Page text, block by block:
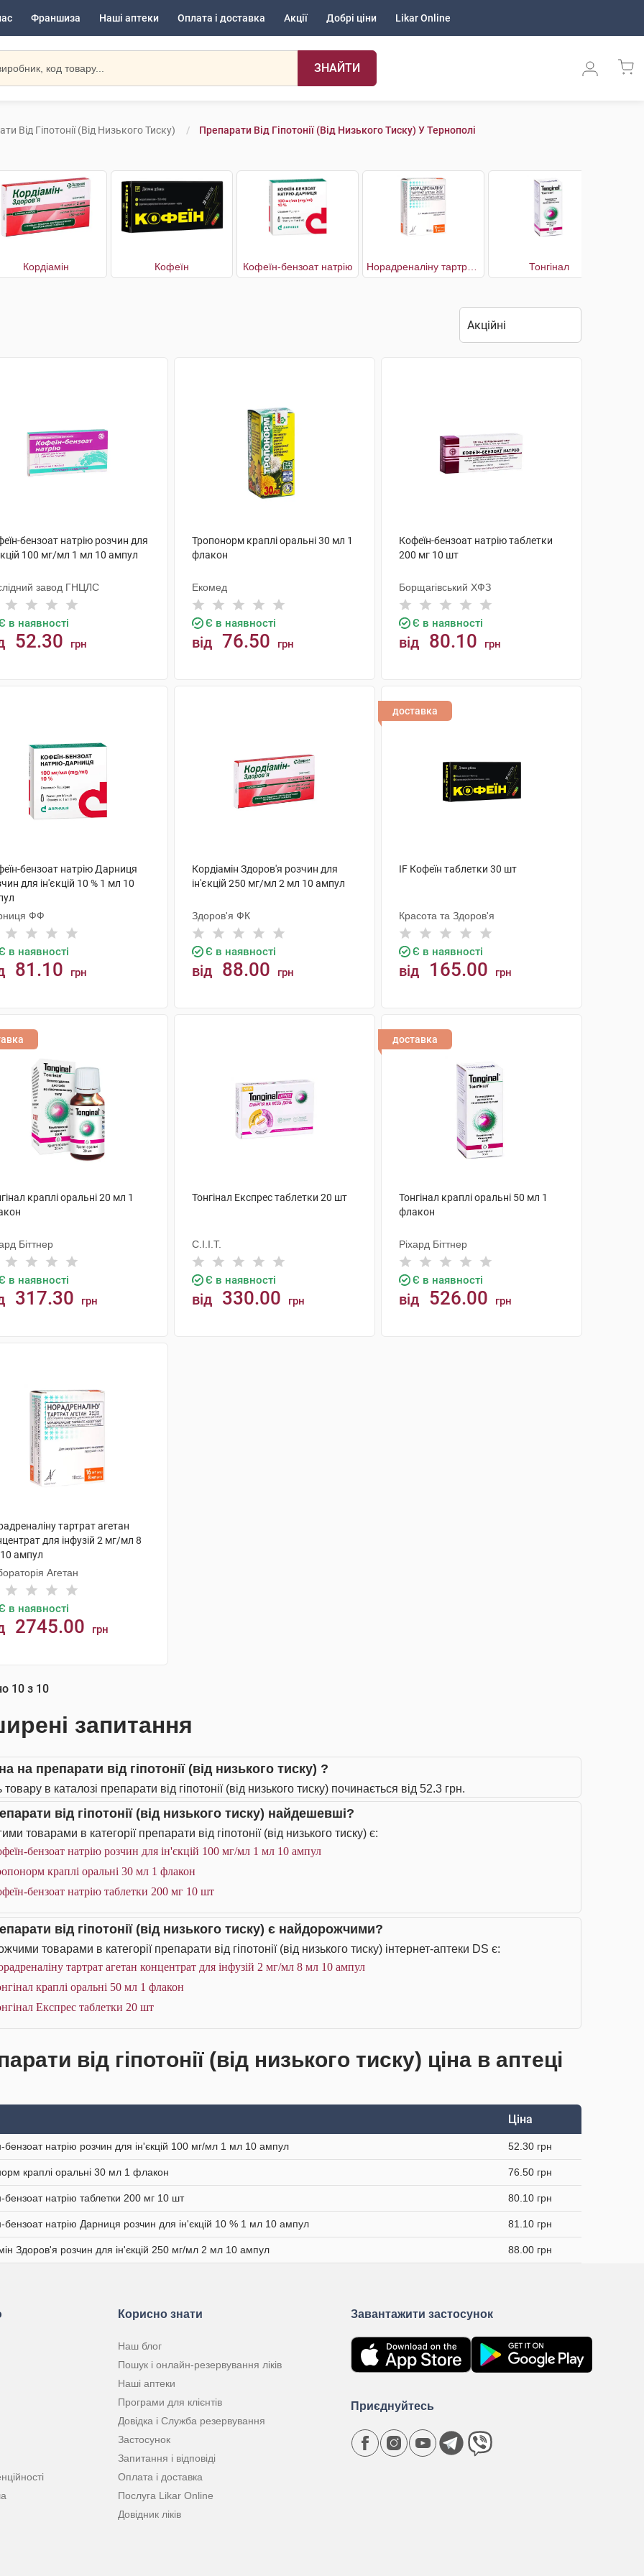
Франшиза Наші аптеки Оплата і доставка Акції Добрі ціни Likar Online
ЗНАЙТИ
Від Гіпотонії (від Низького Тиску) Препарати Від Гіпотонії (від Низького Тиску) У Тернополі
Кордіамін Кофеїн Кофеїн-бензоат натрію Тонгінал
бензоат натрію розчин для
100 мг/мл 1 мл 10 ампул
завод ГНЦЛС
в наявності
52.30 грн
Тропонорм краплі оральні 30 мл 1
флакон
Екомед
Є в наявності
від 76.50 грн
Кофеїн-бензоат натрію таблетки
200 мг 10 шт
Борщагівський ХФЗ
Є в наявності
від 80.10 грн
бензоат натрію Дарниця
для ін'єкцій 10 % 1 мл 10
ФФ
в наявності
81.10 грн
Кордіамін Здоров'я розчин для
ін'єкцій 250 мг/мл 2 мл 10 ампул
Здоров'я ФК
Є в наявності
від 88.00 грн
доставка
IF Кофеїн таблетки 30 шт
Красота та Здоров'я
Є в наявності
від 165.00 грн
краплі оральні 20 мл 1
Біттнер
в наявності
317.30 грн
Тонгінал Експрес таблетки 20 шт
С.І.І.Т.
Є в наявності
від 330.00 грн
доставка
Тонгінал краплі оральні 50 мл 1
флакон
Ріхард Біттнер
Є в наявності
від 526.00 грн
тартрат агетан
для інфузій 2 мг/мл 8
ампул
Агетан
в наявності
2745.00 грн
10 з 10
запитання
на препарати від гіпотонії (від низького тиску) ?
товару в каталозі препарати від гіпотонії (від низького тиску) починається від 52.3 грн.
від гіпотонії (від низького тиску) найдешевші?
товарами в категорії препарати від гіпотонії (від низького тиску) є:
бензоат натрію розчин для ін'єкцій 100 мг/мл 1 мл 10 ампул
краплі оральні 30 мл 1 флакон
бензоат натрію таблетки 200 мг 10 шт
від гіпотонії (від низького тиску) є найдорожчими?
товарами в категорії препарати від гіпотонії (від низького тиску) інтернет-аптеки DS є:
тартрат агетан концентрат для інфузій 2 мг/мл 8 мл 10 ампул
краплі оральні 50 мл 1 флакон
Експрес таблетки 20 шт
від гіпотонії (від низького тиску) ціна в аптеці
Ціна
бензоат натрію розчин для ін'єкцій 100 мг/мл 1 мл 10 ампул 52.30 грн
краплі оральні 30 мл 1 флакон 76.50 грн
бензоат натрію таблетки 200 мг 10 шт 80.10 грн
бензоат натрію Дарниця розчин для ін'єкцій 10 % 1 мл 10 ампул 81.10 грн
Здоров'я розчин для ін'єкцій 250 мг/мл 2 мл 10 ампул 88.00 грн
Корисно знати
Наш блог
Пошук і онлайн-резервування ліків
Наші аптеки
Програми для клієнтів
Довідка і Служба резервування
Застосунок
Запитання і відповіді
Оплата і доставка
Послуга Likar Online
Довідник ліків
Завантажити застосунок
Приєднуйтесь